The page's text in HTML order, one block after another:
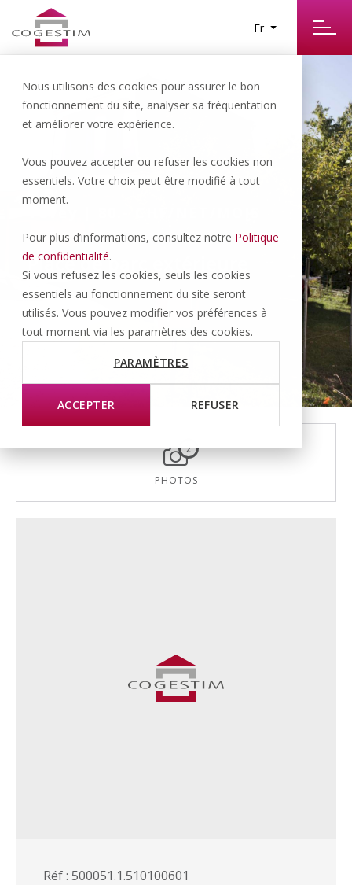
Nous utilisons des cookies pour assurer le bon
fonctionnement du site, analyser sa fréquentation
et améliorer votre expérience.
Vous pouvez accepter ou refuser les cookies non
essentiels. Votre choix peut être modifié à tout
moment.
Pour plus d’informations, consultez notre Politique
de confidentialité.
Si vous refusez les cookies, seuls les cookies
essentiels au fonctionnement du site seront
utilisés. Vous pouvez modifier vos préférences à
tout moment via les paramètres des cookies.
PARAMÈTRES
ACCEPTER REFUSER
Fr
Place de parc extérieure
2
PHOTOS
Réf : 500051.1.510100601